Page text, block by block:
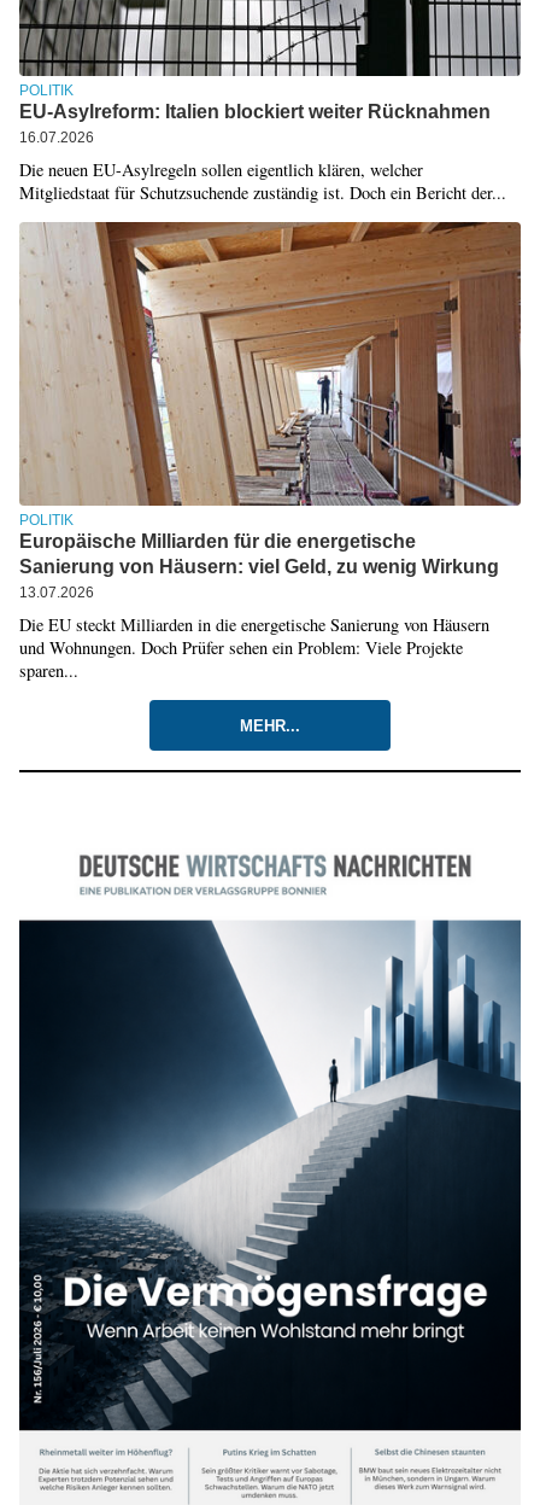
POLITIK
EU-Asylreform: Italien blockiert weiter Rücknahmen
16.07.2026
Die neuen EU-Asylregeln sollen eigentlich klären, welcher
Mitgliedstaat für Schutzsuchende zuständig ist. Doch ein Bericht der...
POLITIK
Europäische Milliarden für die energetische
Sanierung von Häusern: viel Geld, zu wenig Wirkung
13.07.2026
Die EU steckt Milliarden in die energetische Sanierung von Häusern
und Wohnungen. Doch Prüfer sehen ein Problem: Viele Projekte
sparen...
MEHR...